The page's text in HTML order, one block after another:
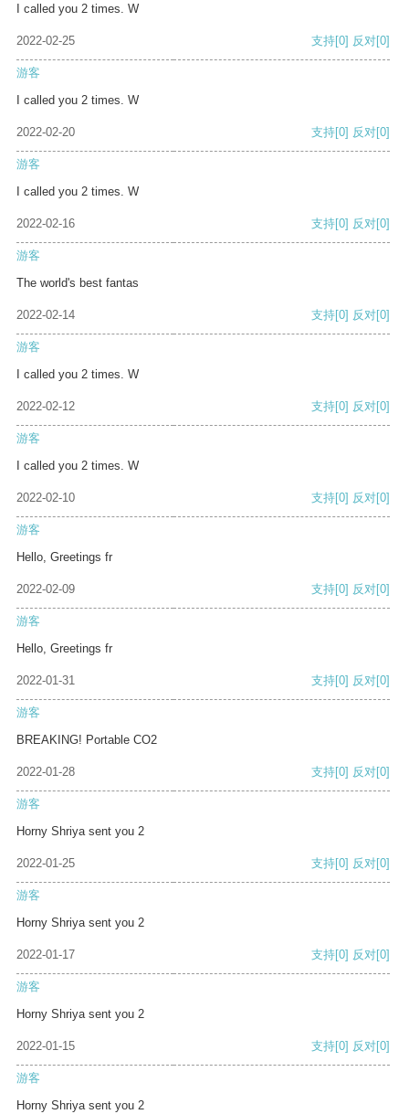
I called you 2 times. W
2022-02-25 支持[0] 反对[0]
游客
I called you 2 times. W
2022-02-20 支持[0] 反对[0]
游客
I called you 2 times. W
2022-02-16 支持[0] 反对[0]
游客
The world's best fantas
2022-02-14 支持[0] 反对[0]
游客
I called you 2 times. W
2022-02-12 支持[0] 反对[0]
游客
I called you 2 times. W
2022-02-10 支持[0] 反对[0]
游客
Hello, Greetings fr
2022-02-09 支持[0] 反对[0]
游客
Hello, Greetings fr
2022-01-31 支持[0] 反对[0]
游客
BREAKING! Portable CO2
2022-01-28 支持[0] 反对[0]
游客
Horny Shriya sent you 2
2022-01-25 支持[0] 反对[0]
游客
Horny Shriya sent you 2
2022-01-17 支持[0] 反对[0]
游客
Horny Shriya sent you 2
2022-01-15 支持[0] 反对[0]
游客
Horny Shriya sent you 2